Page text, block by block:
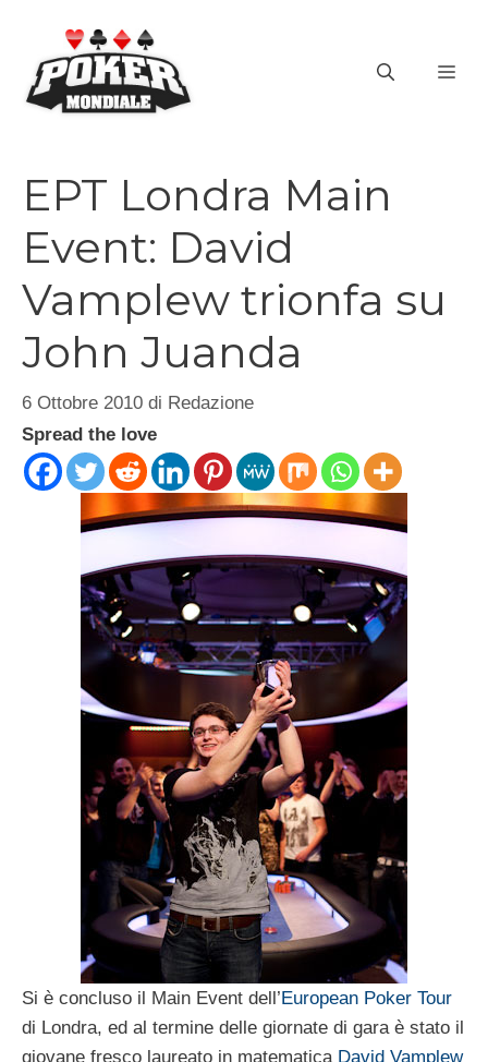
contenuto
EPT Londra Main
Event: David
Vamplew trionfa su
John Juanda
6 Ottobre 2010 di Redazione
Spread the love
Si è concluso il Main Event dell’European Poker Tour
di Londra, ed al termine delle giornate di gara è stato il
giovane fresco laureato in matematica David Vamplew